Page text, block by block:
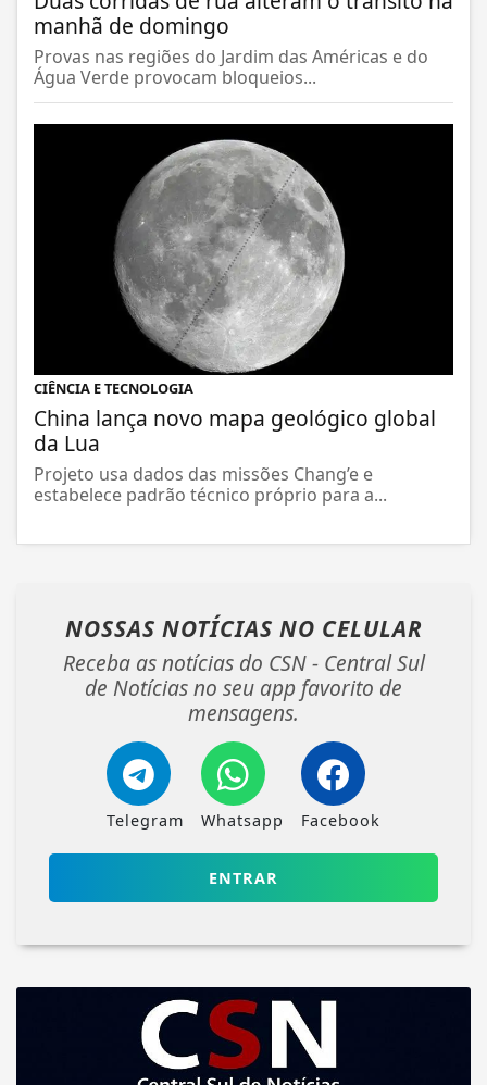
manhã de domingo
Provas nas regiões do Jardim das Américas e do
Água Verde provocam bloqueios...
CIÊNCIA E TECNOLOGIA
China lança novo mapa geológico global
da Lua
Projeto usa dados das missões Chang’e e
estabelece padrão técnico próprio para a...
NOSSAS NOTÍCIAS NO CELULAR
Receba as notícias do CSN - Central Sul
de Notícias no seu app favorito de
mensagens.
Telegram Whatsapp Facebook
ENTRAR